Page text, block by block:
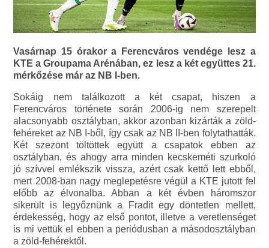
Vasárnap 15 órakor a Ferencváros vendége lesz a
KTE a Groupama Arénában, ez lesz a két együttes 21.
mérkőzése már az NB I-ben.
Sokáig nem találkozott a két csapat, hiszen a
Ferencváros története során 2006-ig nem szerepelt
alacsonyabb osztályban, akkor azonban kizárták a zöld-
fehéreket az NB I-ből, így csak az NB II-ben folytathatták.
Két szezont töltöttek együtt a csapatok ebben az
osztályban, és ahogy arra minden kecskeméti szurkoló
jó szívvel emlékszik vissza, azért csak kettő lett ebből,
mert 2008-ban nagy meglepetésre végül a KTE jutott fel
előbb az élvonalba. Abban a két évben háromszor
sikerült is legyőznünk a Fradit egy döntetlen mellett,
érdekesség, hogy az első pontot, illetve a veretlenséget
is mi vettük el ebben a periódusban a másodosztályban
a zöld-fehérektől.